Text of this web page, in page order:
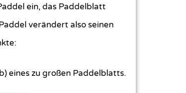
ein, das Paddelblatt
verändert also seinen
eines zu großen Paddelblatts.